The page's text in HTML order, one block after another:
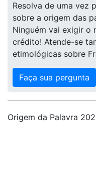
Resolva de uma vez
sobre a origem das
Ninguém vai exigir o
crédito! Atende-se
etimológicas sobre
Faça sua pergunta
Origem da Palavra